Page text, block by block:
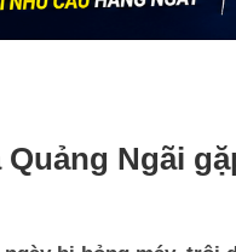
Quảng Ngãi